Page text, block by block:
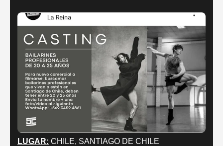
LUGAR: CHILE, SANTIAGO DE CHILE